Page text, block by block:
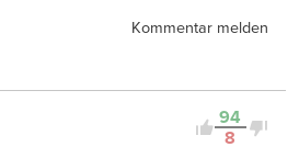
Kommentar melden
94
8